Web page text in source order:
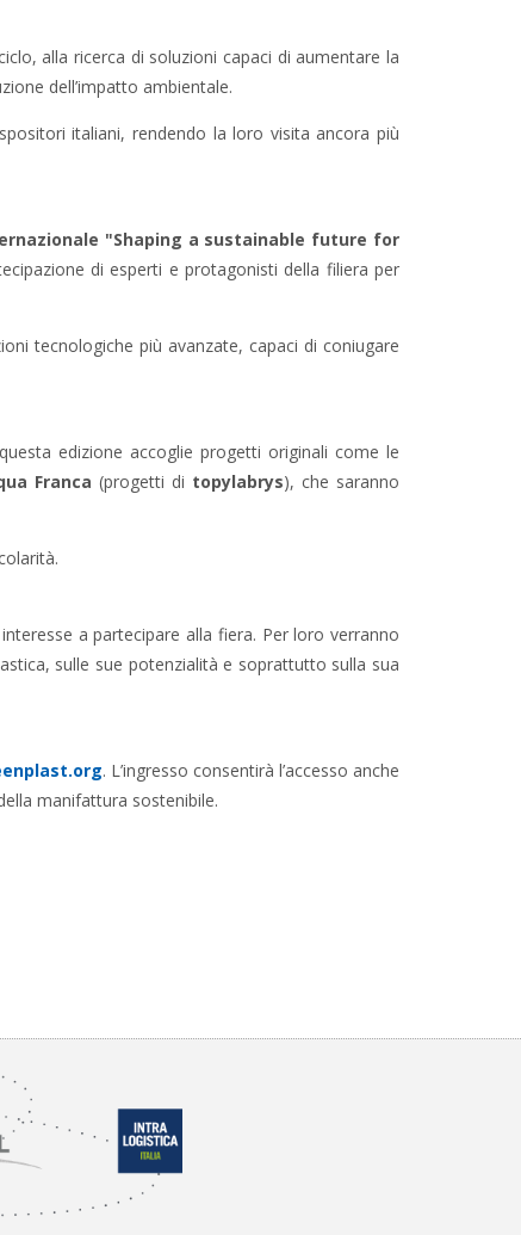
alla ricerca di soluzioni capaci di aumentare la
dell’impatto ambientale.
italiani, rendendo la loro visita ancora più
"Shaping a sustainable future for
di esperti e protagonisti della filiera per
tecnologiche più avanzate, capaci di coniugare
edizione accoglie progetti originali come le
Franca (progetti di topylabrys), che saranno
a partecipare alla fiera. Per loro verranno
sulle sue potenzialità e soprattutto sulla sua
. L’ingresso consentirà l’accesso anche
manifattura sostenibile.